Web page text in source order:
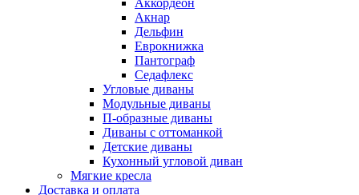
Аккордеон
Акнар
Дельфин
Еврокнижка
Пантограф
Седафлекс
Угловые диваны
Модульные диваны
П-образные диваны
Диваны с оттоманкой
Детские диваны
Кухонный угловой диван
Мягкие кресла
Доставка и оплата